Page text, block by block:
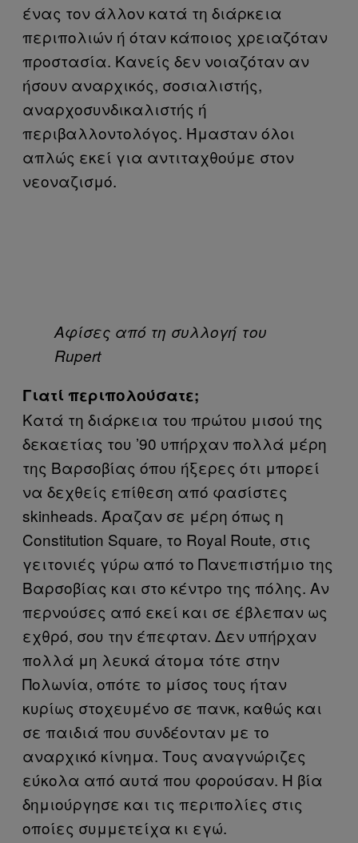
ένας τον άλλον κατά τη διάρκεια
περιπολιών ή όταν κάποιος χρειαζόταν
προστασία. Κανείς δεν νοιαζόταν αν
ήσουν αναρχικός, σοσιαλιστής,
αναρχοσυνδικαλιστής ή
περιβαλλοντολόγος. Ήμασταν όλοι
απλώς εκεί για αντιταχθούμε στον
νεοναζισμό.
Aφίσες από τη συλλογή του
Rupert
Γιατί περιπολούσατε;
Κατά τη διάρκεια του πρώτου μισού της
δεκαετίας του ’90 υπήρχαν πολλά μέρη
της Βαρσοβίας όπου ήξερες ότι μπορεί
να δεχθείς επίθεση από φασίστες
skinheads. Άραζαν σε μέρη όπως η
Constitution Square, το Royal Route, στις
γειτονιές γύρω από το Πανεπιστήμιο της
Βαρσοβίας και στο κέντρο της πόλης. Αν
περνούσες από εκεί και σε έβλεπαν ως
εχθρό, σου την έπεφταν. Δεν υπήρχαν
πολλά μη λευκά άτομα τότε στην
Πολωνία, οπότε το μίσος τους ήταν
κυρίως στοχευμένο σε πανκ, καθώς και
σε παιδιά που συνδέονταν με το
αναρχικό κίνημα. Τους αναγνώριζες
εύκολα από αυτά που φορούσαν. Η βία
δημιούργησε και τις περιπολίες στις
οποίες συμμετείχα κι εγώ.